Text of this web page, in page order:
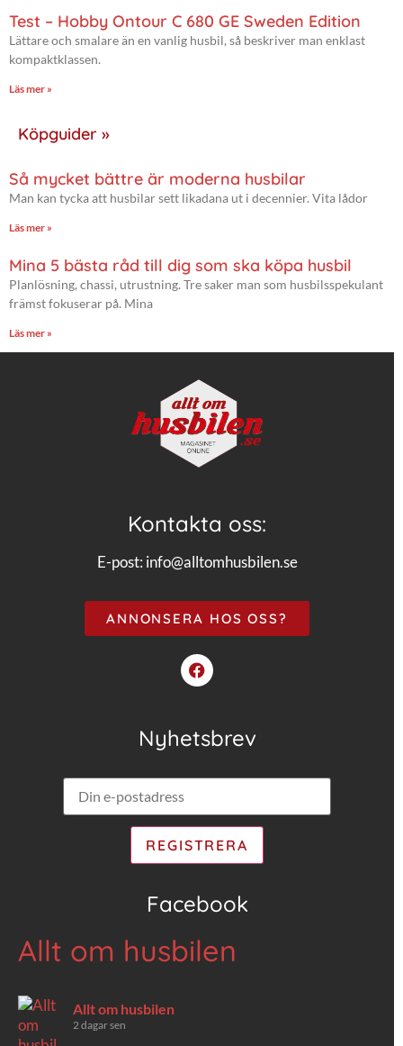
Test – Hobby Ontour C 680 GE Sweden Edition
Lättare och smalare än en vanlig husbil, så beskriver man enklast
kompaktklassen.
Läs mer »
Köpguider »
Så mycket bättre är moderna husbilar
Man kan tycka att husbilar sett likadana ut i decennier. Vita lådor
Läs mer »
Mina 5 bästa råd till dig som ska köpa husbil
Planlösning, chassi, utrustning. Tre saker man som husbilsspekulant
främst fokuserar på. Mina
Läs mer »
Kontakta oss:
E-post: info@alltomhusbilen.se
ANNONSERA HOS OSS?
Nyhetsbrev
Facebook
Allt om husbilen
Allt om husbilen
2 dagar sen